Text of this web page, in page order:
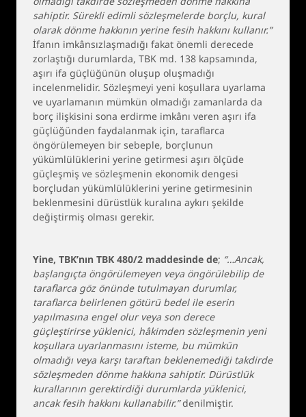
sahiptir. Sürekli edimli sözleşmelerde borçlu, kural
olarak dönme hakkının yerine fesih hakkını kullanır.”
İfanın imkânsızlaşmadığı fakat önemli derecede
zorlaştığı durumlarda, TBK md. 138 kapsamında,
aşırı ifa güçlüğünün oluşup oluşmadığı
incelenmelidir. Sözleşmeyi yeni koşullara uyarlama
ve uyarlamanın mümkün olmadığı zamanlarda da
borç ilişkisini sona erdirme imkânı veren aşırı ifa
güçlüğünden faydalanmak için, taraflarca
öngörülemeyen bir sebeple, borçlunun
yükümlülüklerini yerine getirmesi aşırı ölçüde
güçleşmiş ve sözleşmenin ekonomik dengesi
borçludan yükümlülüklerini yerine getirmesinin
beklenmesini dürüstlük kuralına aykırı şekilde
değiştirmiş olması gerekir.
Yine, TBK’nın TBK 480/2 maddesinde de; “…Ancak,
başlangıçta öngörülemeyen veya öngörülebilip de
taraflarca göz önünde tutulmayan durumlar,
taraflarca belirlenen götürü bedel ile eserin
yapılmasına engel olur veya son derece
güçleştirirse yüklenici, hâkimden sözleşmenin yeni
koşullara uyarlanmasını isteme, bu mümkün
olmadığı veya karşı taraftan beklenemediği takdirde
sözleşmeden dönme hakkına sahiptir. Dürüstlük
kurallarının gerektirdiği durumlarda yüklenici,
ancak fesih hakkını kullanabilir.”denilmiştir.